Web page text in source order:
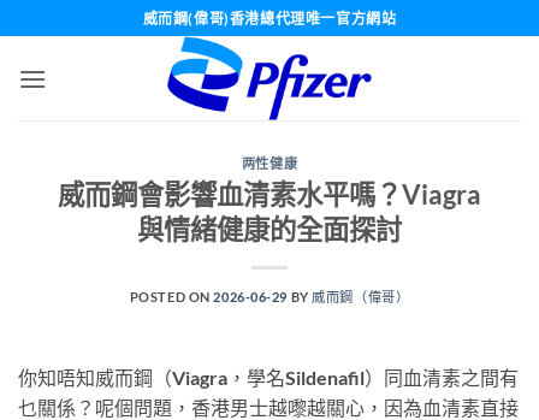
content
威而鋼(偉哥)香港總代理唯一官方網站
两性健康
威而鋼會影響血清素水平嗎？Viagra
與情緒健康的全面探討
POSTED ON2026-06-29 BY 威而鋼（偉哥）
你知唔知威而鋼（Viagra，學名Sildenafil）同血清素之間有
乜關係？呢個問題，香港男士越嚟越關心，因為血清素直接